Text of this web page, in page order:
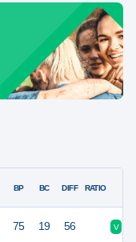
BP BC DIFF RATIO
75 19 56 V